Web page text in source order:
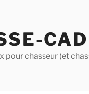
pour chasseur (et